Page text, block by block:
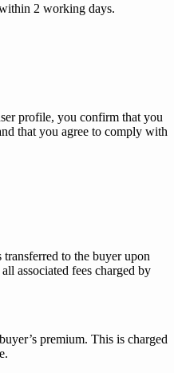
2 working days.
profile, you confirm that you
that you agree to comply with
to the buyer upon
associated fees charged by
premium. This is charged